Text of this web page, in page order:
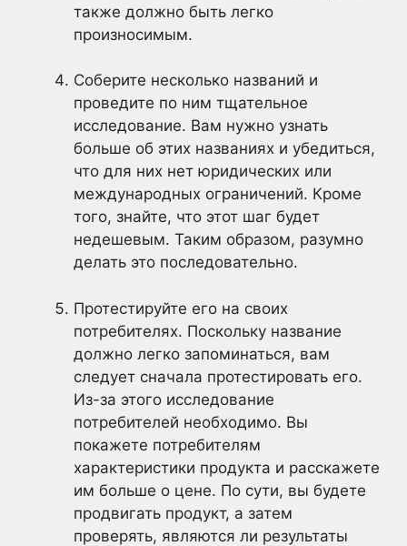
также должно быть легко
произносимым.
Соберите несколько названий и
проведите по ним тщательное
исследование. Вам нужно узнать
больше об этих названиях и убедиться,
что для них нет юридических или
международных ограничений. Кроме
того, знайте, что этот шаг будет
недешевым. Таким образом, разумно
делать это последовательно.
Протестируйте его на своих
потребителях. Поскольку название
должно легко запоминаться, вам
следует сначала протестировать его.
Из-за этого исследование
потребителей необходимо. Вы
покажете потребителям
характеристики продукта и расскажете
им больше о цене. По сути, вы будете
продвигать продукт, а затем
проверять, являются ли результаты